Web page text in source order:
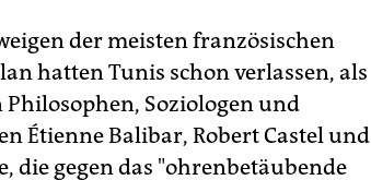
der meisten französischen
hatten Tunis schon verlassen, als
Philosophen, Soziologen und
Étienne Balibar, Robert Castel und
die gegen das "ohrenbetäubende